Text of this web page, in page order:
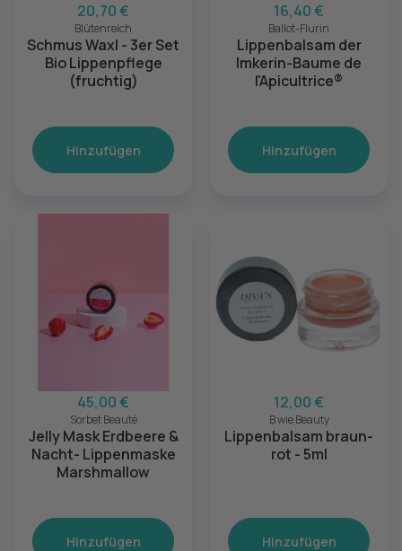
20,70 €
Blütenreich
Schmus Waxl - 3er Set
Bio Lippenpflege
(fruchtig)
Hinzufügen
16,40 €
Ballot-Flurin
Lippenbalsam der
Imkerin-Baume de
l'Apicultrice®
Hinzufügen
45,00 €
Sorbet Beauté
Jelly Mask Erdbeere &
Nacht- Lippenmaske
Marshmallow
Hinzufügen
12,00 €
B wie Beauty
Lippenbalsam braun-
rot - 5ml
Hinzufügen